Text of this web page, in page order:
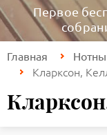
Первое
Главная
Кларксон,